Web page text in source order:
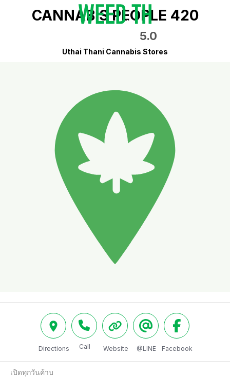
CANNABIS PEOPLE 420
5.0
Uthai Thani Cannabis Stores
Directions Call Website @LINE Facebook
เปิดทุกวันค้าบ